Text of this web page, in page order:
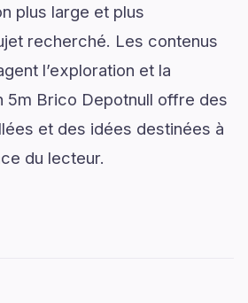
plus large et plus
recherché. Les contenus
l’exploration et la
5m Brico Depotnull offre des
et des idées destinées à
du lecteur.